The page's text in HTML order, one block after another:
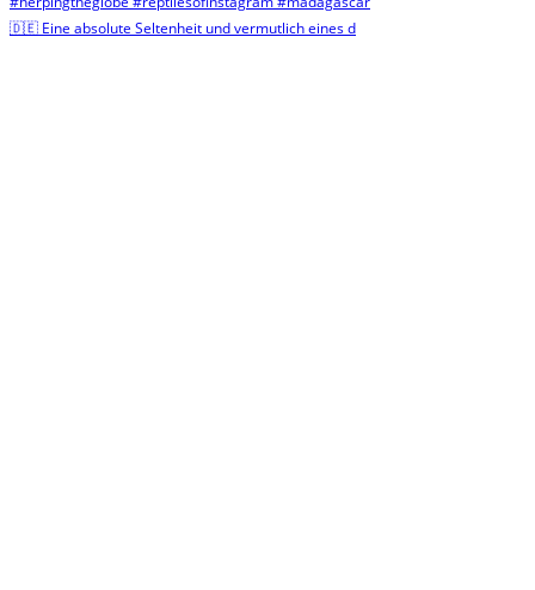
🇩🇪 Eine absolute Seltenheit und vermutlich eines d